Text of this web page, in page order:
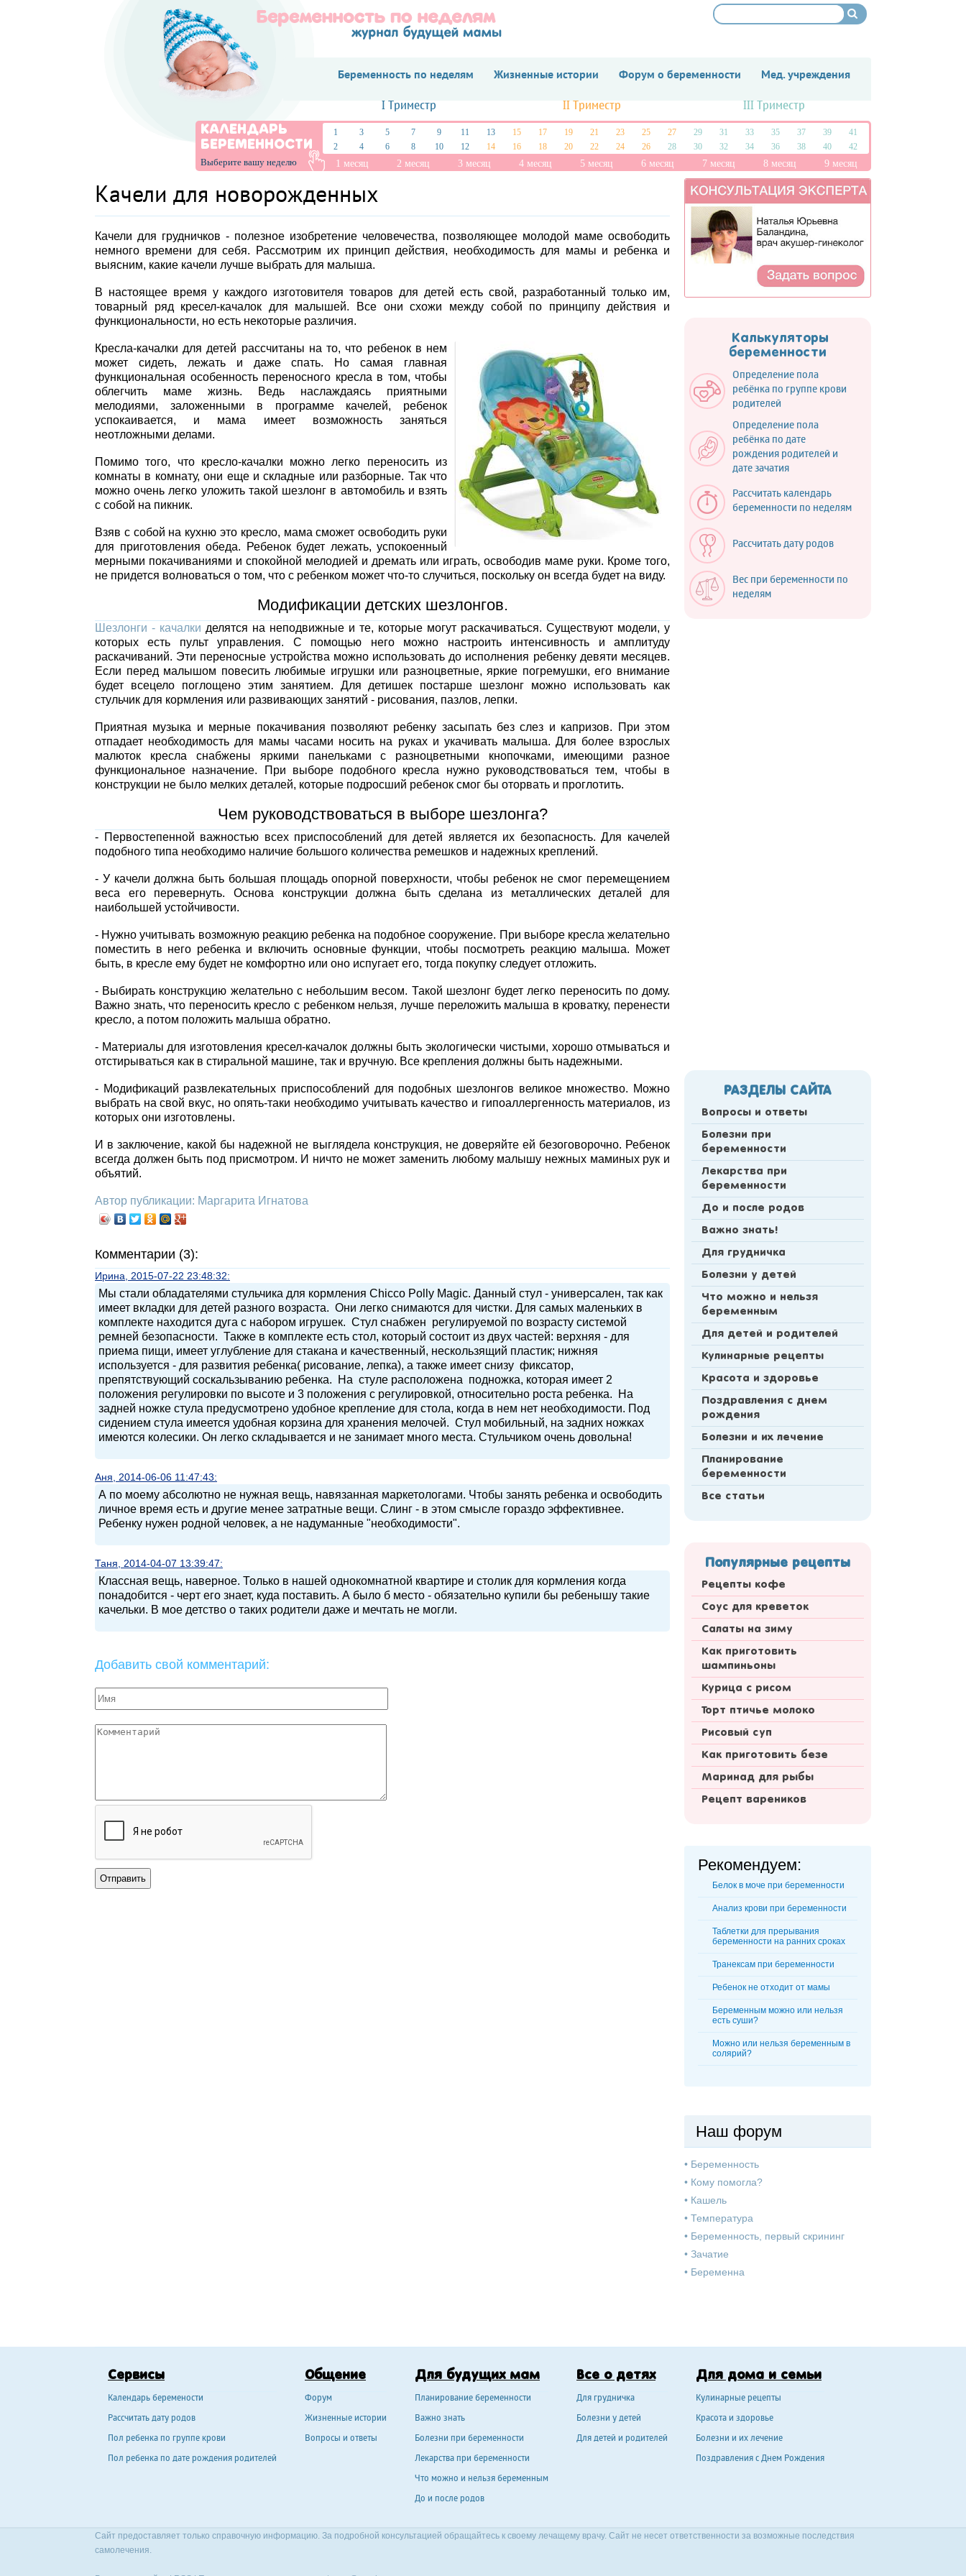
Беременность по неделям Жизненные истории Форум о беременности Мед. учреждения
I Триместр II Триместр III Триместр
КАЛЕНДАРЬ
БЕРЕМЕННОСТИ
Выберите вашу неделю
1 3 5 7 9 11 13 15 17 19 21 23 25 27 29 31 33 35 37 39
41
2
4 6 8 10 12 14 16 18 20 22 24 26 28 30 32 34 36 38 40 42
1 месяц 2 месяц 3 месяц 4 месяц 5 месяц 6 месяц 7 месяц 8 месяц 9 месяц
Качели для новорожденных
Качели для грудничков - полезное изобретение человечества, позволяющее молодой маме освободить
немного времени для себя. Рассмотрим их принцип действия, необходимость для мамы и ребенка и
выясним, какие качели лучше выбрать для малыша.
В настоящее время у каждого изготовителя товаров для детей есть свой, разработанный только им,
товарный ряд кресел-качалок для малышей. Все они схожи между собой по принципу действия и
функциональности, но есть некоторые различия.
Кресла-качалки для детей рассчитаны на то, что ребенок в нем
может сидеть, лежать и даже спать. Но самая главная
функциональная особенность переносного кресла в том, чтобы
облегчить маме жизнь. Ведь наслаждаясь приятными
мелодиями, заложенными в программе качелей, ребенок
успокаивается, и мама имеет возможность заняться
неотложными делами.
Помимо того, что кресло-качалки можно легко переносить из
комнаты в комнату, они еще и складные или разборные. Так что
можно очень легко уложить такой шезлонг в автомобиль и взять
с собой на пикник.
Взяв с собой на кухню это кресло, мама сможет освободить руки
для приготовления обеда. Ребенок будет лежать, успокоенный
мерными покачиваниями и спокойной мелодией и дремать или играть, освободив маме руки. Кроме того,
не придется волноваться о том, что с ребенком может что-то случиться, поскольку он всегда будет на виду.
Модификации детских шезлонгов.
Шезлонги - качалки делятся на неподвижные и те, которые могут раскачиваться. Существуют модели, у
которых есть пульт управления. С помощью него можно настроить интенсивность и амплитуду
раскачиваний. Эти переносные устройства можно использовать до исполнения ребенку девяти месяцев.
Если перед малышом повесить любимые игрушки или разноцветные, яркие погремушки, его внимание
будет всецело поглощено этим занятием. Для детишек постарше шезлонг можно использовать как
стульчик для кормления или развивающих занятий - рисования, пазлов, лепки.
Приятная музыка и мерные покачивания позволяют ребенку засыпать без слез и капризов. При этом
отпадает необходимость для мамы часами носить на руках и укачивать малыша. Для более взрослых
малюток кресла снабжены яркими панельками с разноцветными кнопочками, имеющими разное
функциональное назначение. При выборе подобного кресла нужно руководствоваться тем, чтобы в
конструкции не было мелких деталей, которые подросший ребенок смог бы оторвать и проглотить.
Чем руководствоваться в выборе шезлонга?
- Первостепенной важностью всех приспособлений для детей является их безопасность. Для качелей
подобного типа необходимо наличие большого количества ремешков и надежных креплений.
- У качели должна быть большая площадь опорной поверхности, чтобы ребенок не смог перемещением
веса его перевернуть. Основа конструкции должна быть сделана из металлических деталей для
наибольшей устойчивости.
- Нужно учитывать возможную реакцию ребенка на подобное сооружение. При выборе кресла желательно
поместить в него ребенка и включить основные функции, чтобы посмотреть реакцию малыша. Может
быть, в кресле ему будет не комфортно или оно испугает его, тогда покупку следует отложить.
- Выбирать конструкцию желательно с небольшим весом. Такой шезлонг будет легко переносить по дому.
Важно знать, что переносить кресло с ребенком нельзя, лучше переложить малыша в кроватку, перенести
кресло, а потом положить малыша обратно.
- Материалы для изготовления кресел-качалок должны быть экологически чистыми, хорошо отмываться и
отстирываться как в стиральной машине, так и вручную. Все крепления должны быть надежными.
- Модификаций развлекательных приспособлений для подобных шезлонгов великое множество. Можно
выбрать на свой вкус, но опять-таки необходимо учитывать качество и гипоаллергенность материалов, из
которых они изготовлены.
И в заключение, какой бы надежной не выглядела конструкция, не доверяйте ей безоговорочно. Ребенок
всегда должен быть под присмотром. И ничто не может заменить любому малышу нежных маминых рук и
объятий.
Автор публикации: Маргарита Игнатова
Комментарии (3):
Ирина, 2015-07-22 23:48:32:
Мы стали обладателями стульчика для кормления Chicco Polly Magic. Данный стул - универсален, так как
имеет вкладки для детей разного возраста. Они легко снимаются для чистки. Для самых маленьких в
комплекте находится дуга с набором игрушек. Стул снабжен регулируемой по возрасту системой
ремней безопасности. Также в комплекте есть стол, который состоит из двух частей: верхняя - для
приема пищи, имеет углубление для стакана и качественный, нескользящий пластик; нижняя
используется - для развития ребенка( рисование, лепка), а также имеет снизу фиксатор,
препятствующий соскальзыванию ребенка. На стуле расположена подножка, которая имеет 2
положения регулировки по высоте и 3 положения с регулировкой, относительно роста ребенка. На
задней ножке стула предусмотрено удобное крепление для стола, когда в нем нет необходимости. Под
сидением стула имеется удобная корзина для хранения мелочей. Стул мобильный, на задних ножках
имеются колесики. Он легко складывается и не занимает много места. Стульчиком очень довольна!
Аня, 2014-06-06 11:47:43:
А по моему абсолютно не нужная вещь, навязанная маркетологами. Чтобы занять ребенка и освободить
личное время есть и другие менее затратные вещи. Слинг - в этом смысле гораздо эффективнее.
Ребенку нужен родной человек, а не надуманные "необходимости".
Таня, 2014-04-07 13:39:47:
Классная вещь, наверное. Только в нашей однокомнатной квартире и столик для кормления когда
понадобится - черт его знает, куда поставить. А было б место - обязательно купили бы ребенышу такие
качельки. В мое детство о таких родители даже и мечтать не могли.
Добавить свой комментарий:
Калькуляторы
беременности
Определение пола
ребёнка по группе крови
родителей
Определение пола
ребёнка по дате
рождения родителей и
дате зачатия
Рассчитать календарь
беременности по неделям
Рассчитать дату родов
Вес при беременности по
неделям
РАЗДЕЛЫ САЙТА
Вопросы и ответы
Болезни при
беременности
Лекарства при
беременности
До и после родов
Важно знать!
Для грудничка
Болезни у детей
Что можно и нельзя
беременным
Для детей и родителей
Кулинарные рецепты
Красота и здоровье
Поздравления с днем
рождения
Болезни и их лечение
Планирование
беременности
Все статьи
Популярные рецепты
Рецепты кофе
Соус для креветок
Салаты на зиму
Как приготовить
шампиньоны
Курица с рисом
Торт птичье молоко
Рисовый суп
Как приготовить безе
Маринад для рыбы
Рецепт вареников
Рекомендуем:
Белок в моче при беременности
Анализ крови при беременности
Таблетки для прерывания
беременности на ранних сроках
Транексам при беременности
Ребенок не отходит от мамы
Беременным можно или нельзя
есть суши?
Можно или нельзя беременным в
солярий?
Наш форум
• Беременность
• Кому помогла?
• Кашель
• Температура
• Беременность, первый скрининг
• Зачатие
• Беременна
Сервисы
Календарь беремености
Рассчитать дату родов
Пол ребенка по группе крови
Пол ребенка по дате рождения родителей
Общение
Форум
Жизненные истории
Вопросы и ответы
Для будущих мам
Планирование беременности
Важно знать
Болезни при беременности
Лекарства при беременности
Что можно и нельзя беременным
До и после родов
Все о детях
Для грудничка
Болезни у детей
Для детей и родителей
Для дома и семьи
Кулинарные рецепты
Красота и здоровье
Болезни и их лечение
Поздравления с Днем Рождения
Сайт предоставляет только справочную информацию. За подробной консультацией обращайтесь к своему лечащему врачу. Сайт не несет ответственности за возможные последствия
самолечения.